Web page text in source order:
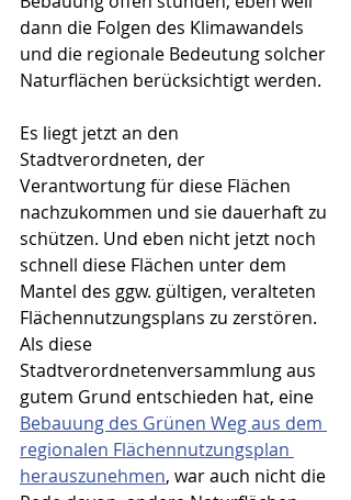
dann die Folgen des Klimawandels
und die regionale Bedeutung solcher
Naturflächen berücksichtigt werden.
Es liegt jetzt an den
Stadtverordneten, der
Verantwortung für diese Flächen
nachzukommen und sie dauerhaft zu
schützen. Und eben nicht jetzt noch
schnell diese Flächen unter dem
Mantel des ggw. gültigen, veralteten
Flächennutzungsplans zu zerstören.
Als diese
Stadtverordnetenversammlung aus
gutem Grund entschieden hat, eine
Bebauung des Grünen Weg aus dem
regionalen Flächennutzungsplan
herauszunehmen, war auch nicht die